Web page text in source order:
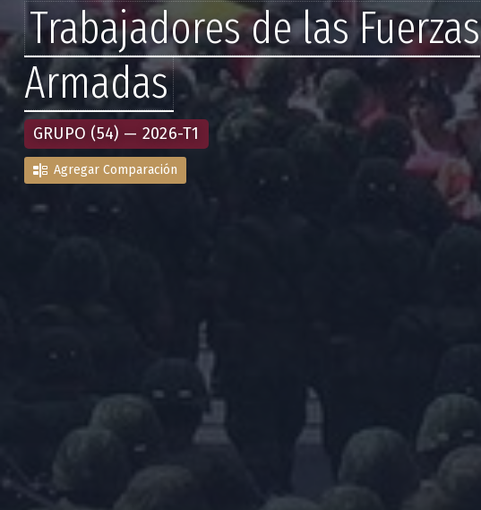
Trabajadores de las Fuerzas
Armadas
GRUPO (54) — 2026-T1
Agregar Comparación